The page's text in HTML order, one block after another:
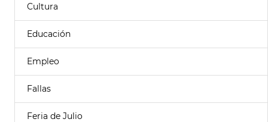
Cultura
Educación
Empleo
Fallas
Feria de Julio